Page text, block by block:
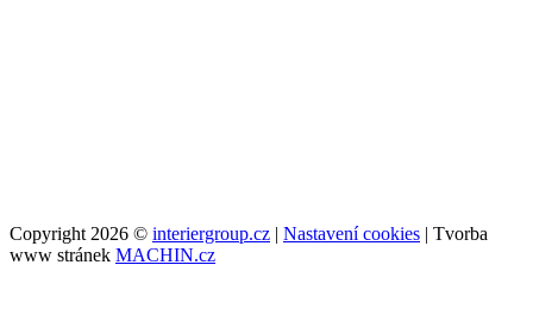
Copyright 2026 © interiergroup.cz | Nastavení cookies | Tvorba
www stránek MACHIN.cz